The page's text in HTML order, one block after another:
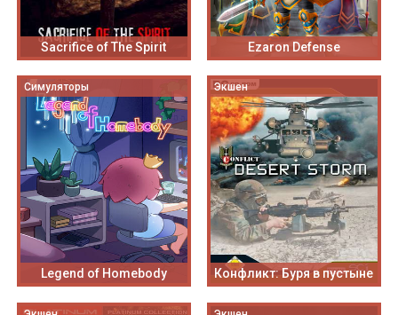
Sacrifice of The Spirit Ezaron Defense
Симуляторы
Legend of Homebody
Экшен
Конфликт: Буря в пустыне